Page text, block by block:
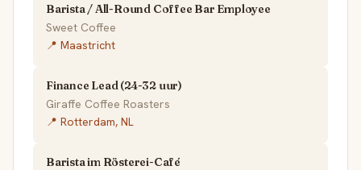
Barista / All-Round Coffee Bar Employee
Sweet Coffee
📍 Maastricht
Finance Lead (24-32 uur)
Giraffe Coffee Roasters
📍 Rotterdam, NL
Barista im Rösterei-Café